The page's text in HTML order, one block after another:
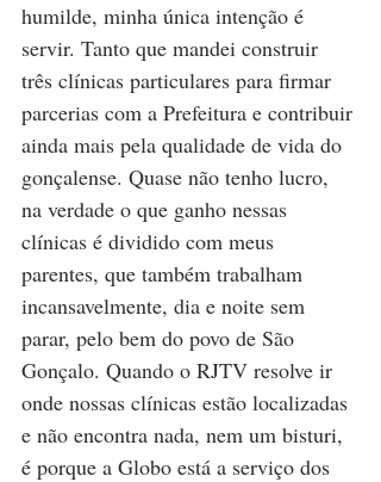
humilde, minha única intenção é
servir. Tanto que mandei construir
três clínicas particulares para firmar
parcerias com a Prefeitura e contribuir
ainda mais pela qualidade de vida do
gonçalense. Quase não tenho lucro,
na verdade o que ganho nessas
clínicas é dividido com meus
parentes, que também trabalham
incansavelmente, dia e noite sem
parar, pelo bem do povo de São
Gonçalo. Quando o RJTV resolve ir
onde nossas clínicas estão localizadas
e não encontra nada, nem um bisturi,
é porque a Globo está a serviço dos